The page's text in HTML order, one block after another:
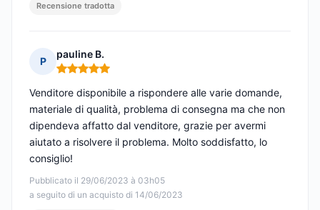
Recensione tradotta
P
pauline B.
Nota: 5 su 5
Pubblicato il 29/06/2023 à 03h05
a seguito di un acquisto di 14/06/2023
Venditore disponibile a rispondere alle varie domande,
materiale di qualità, problema di consegna ma che non
dipendeva affatto dal venditore, grazie per avermi
aiutato a risolvere il problema. Molto soddisfatto, lo
consiglio!